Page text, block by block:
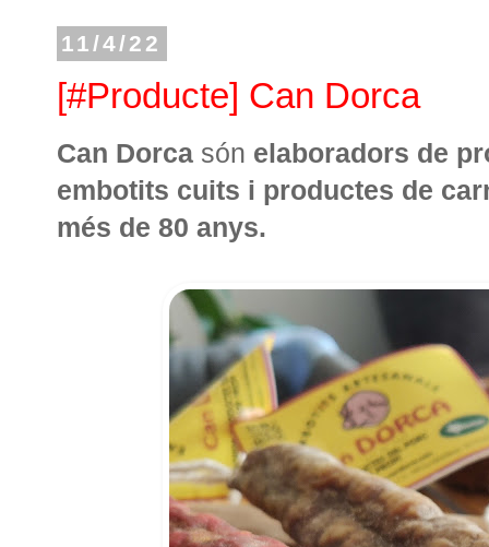
11/4/22
[#Producte] Can Dorca
Can Dorca són elaboradors de
embotits cuits i productes de
més de 80 anys.